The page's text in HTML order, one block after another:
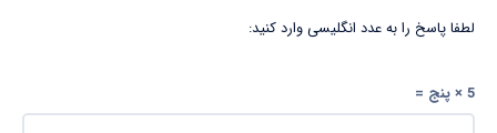
لطفا پاسخ را به عدد انگلیسی وارد کنید:
5 × پنج =